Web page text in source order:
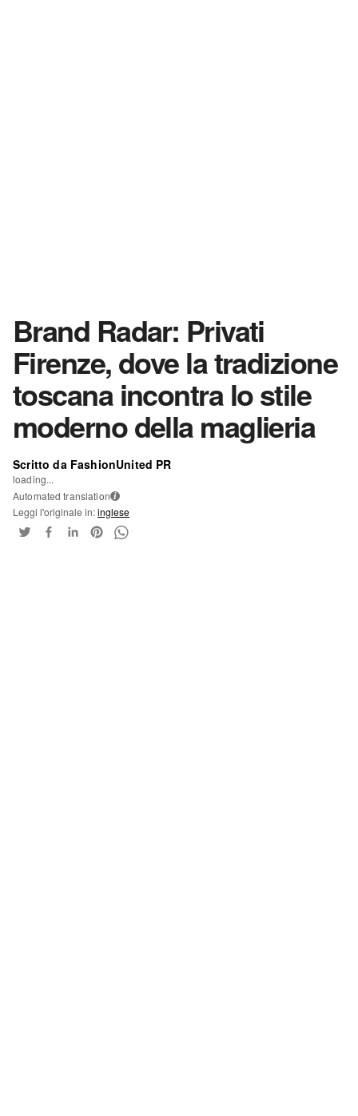
Brand Radar: Privati
Firenze, dove la tradizione
toscana incontra lo stile
moderno della maglieria
Scritto da FashionUnited PR
loading...
Automated translation i
Leggi l'originale in:inglese